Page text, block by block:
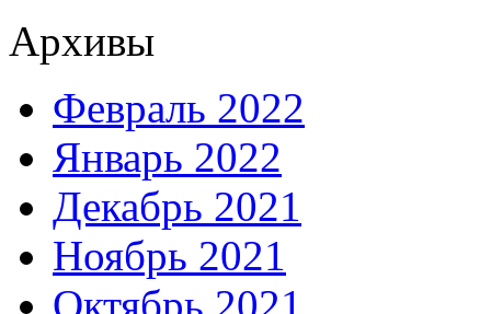
Архивы
Февраль 2022
Январь 2022
Декабрь 2021
Ноябрь 2021